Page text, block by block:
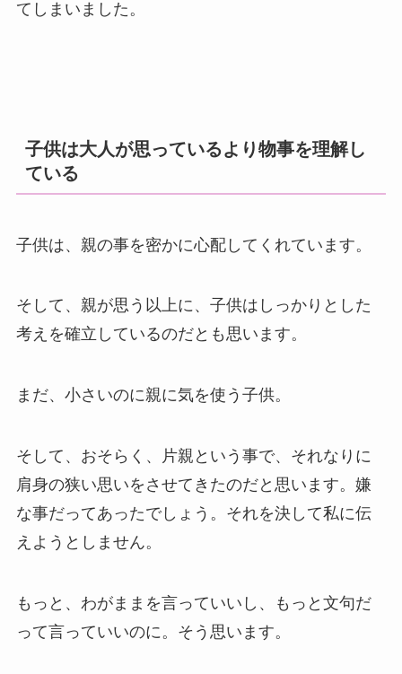
てしまいました。
子供は大人が思っているより物事を理解し
ている
子供は、親の事を密かに心配してくれています。
そして、親が思う以上に、子供はしっかりとした
考えを確立しているのだとも思います。
まだ、小さいのに親に気を使う子供。
そして、おそらく、片親という事で、それなりに
肩身の狭い思いをさせてきたのだと思います。嫌
な事だってあったでしょう。それを決して私に伝
えようとしません。
もっと、わがままを言っていいし、もっと文句だ
って言っていいのに。そう思います。